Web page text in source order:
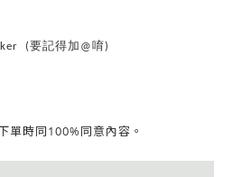
(要記得加@唷)
單時同100%同意內容。